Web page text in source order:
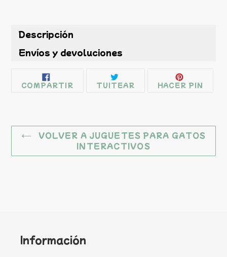
Descripción
Envíos y devoluciones
COMPARTIR COMPARTIR
TUITEAR TUITEAR
EN
HACER PIN
VOLVER A JUGUETES PARA GATOS
INTERACTIVOS
Información